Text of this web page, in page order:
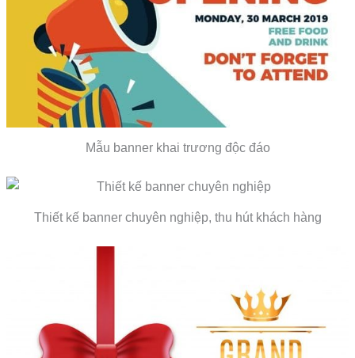
Mẫu banner khai trương độc đáo
Thiết kế banner chuyên nghiệp, thu hút khách hàng